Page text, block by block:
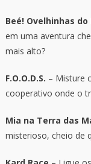
Beé! Ovelhinhas do
em uma aventura
mais alto?
F.O.O.D.S. – Misture
cooperativo onde o
Mia na Terra das
misterioso, cheio de